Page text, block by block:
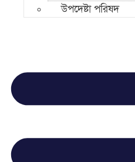
উপদেষ্টা পরিষদ